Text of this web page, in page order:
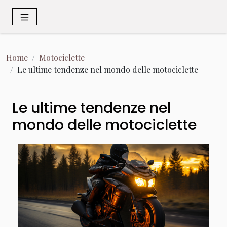
Home
Motociclette
Le ultime tendenze nel mondo delle motociclette
Le ultime tendenze nel
mondo delle motociclette